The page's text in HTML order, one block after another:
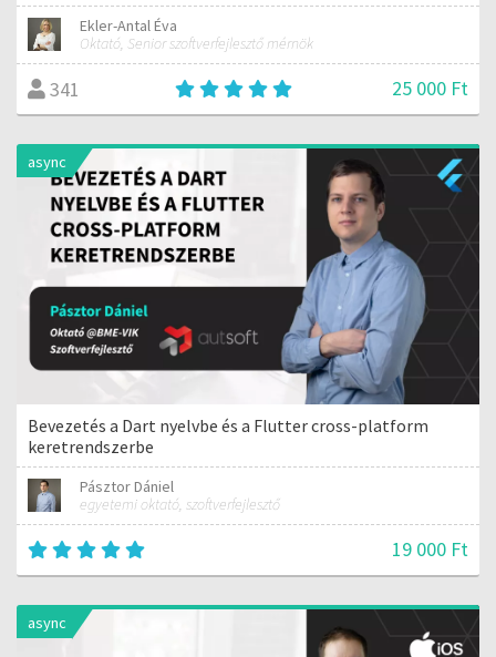
Ekler-Antal Éva
Oktató, Senior szoftverfejlesztő mérnök
341 25 000 Ft
async
Bevezetés a Dart nyelvbe és a Flutter cross-platform
keretrendszerbe
Pásztor Dániel
egyetemi oktató, szoftverfejlesztő
19 000 Ft
async